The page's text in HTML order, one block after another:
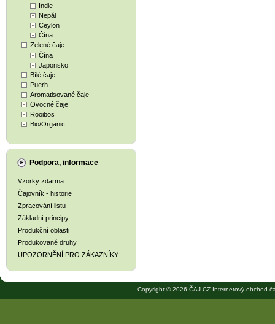
Indie
Nepál
Ceylon
Čína
Zelené čaje
Čína
Japonsko
Bílé čaje
Puerh
Aromatisované čaje
Ovocné čaje
Rooibos
Bio/Organic
Podpora, informace
Vzorky zdarma
Čajovník - historie
Zpracování listu
Základní principy
Produkční oblasti
Produkované druhy
UPOZORNĚNÍ PRO ZÁKAZNÍKY
Copyright © 2026 ČAJ.CZ Internetový obchod